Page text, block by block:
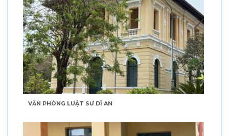
VĂN PHÒNG LUẬT SƯ DĨ AN